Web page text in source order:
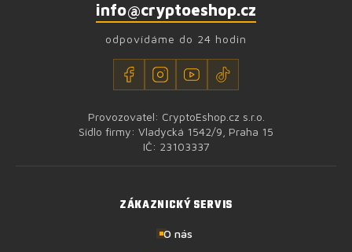
info@cryptoeshop.cz
odpovídáme do 24 hodin
Provozovatel: CryptoEshop.cz s.r.o.
Sídlo firmy: Vladycká 1542/9, Praha 15
IČ: 23103337
ZÁKAZNICKÝ SERVIS
O nás